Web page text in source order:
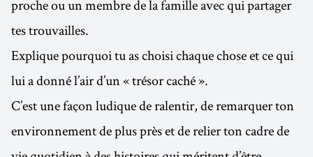
proche ou un membre de la famille avec qui partager
tes trouvailles.
Explique pourquoi tu as choisi chaque chose et ce qui
lui a donné l’air d’un « trésor caché ».
C’est une façon ludique de ralentir, de remarquer ton
environnement de plus près et de relier ton cadre de